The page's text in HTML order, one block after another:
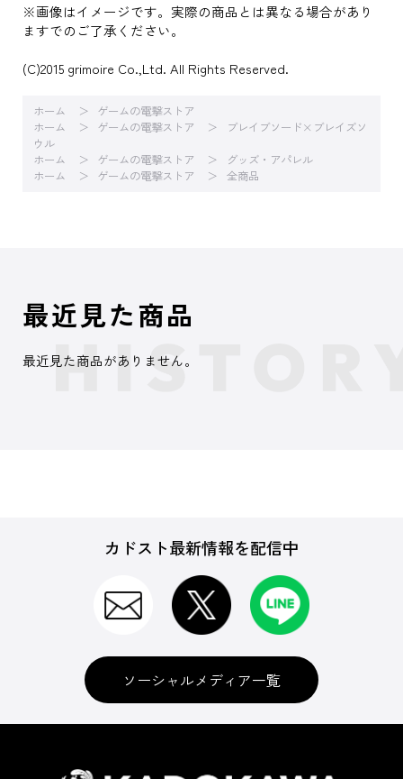
※画像はイメージです。実際の商品とは異なる場合があり
ますでのご了承ください。
(C)2015 grimoire Co.,Ltd. All Rights Reserved.
ホーム
ゲームの電撃ストア
ホーム
ゲームの電撃ストア
ブレイブソード×ブレイズソ
ウル
ホーム
ゲームの電撃ストア
グッズ・アパレル
ホーム
ゲームの電撃ストア 全商品
最近見た商品
最近見た商品がありません。
カドスト最新情報を配信中
ソーシャルメディア一覧